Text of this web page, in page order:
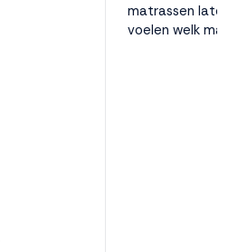
matrassen
voelen welk